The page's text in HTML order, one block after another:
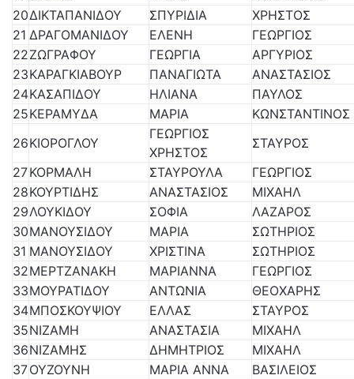
20ΔΙΚΤΑΠΑΝΙΔΟΥ ΣΠΥΡΙΔΙΑ
ΧΡΗΣΤΟΣ
21 ΔΡΑΓΟΜΑΝΙΔΟΥ ΕΛΕΝΗ
ΓΕΩΡΓΙΟΣ
22ΖΩΓΡΑΦΟΥ ΓΕΩΡΓΙΑ
ΑΡΓΥΡΙΟΣ
23ΚΑΡΑΓΚΙΑΒΟΥΡ ΠΑΝΑΓΙΩΤΑ
ΑΝΑΣΤΑΣΙΟΣ
24ΚΑΣΑΠΙΔΟΥ ΗΛΙΑΝΑ
ΠΑΥΛΟΣ
25ΚΕΡΑΜΥΔΑ ΜΑΡΙΑ
ΚΩΝΣΤΑΝΤΙΝΟΣ
26ΚΙΟΡΟΓΛΟΥ
ΓΕΩΡΓΙΟΣ
ΧΡΗΣΤΟΣ
ΣΤΑΥΡΟΣ
27ΚΟΡΜΑΛΗ ΣΤΑΥΡΟΥΛΑ
ΓΕΩΡΓΙΟΣ
28ΚΟΥΡΤΙΔΗΣ ΑΝΑΣΤΑΣΙΟΣ
ΜΙΧΑΗΛ
29ΛΟΥΚΙΔΟΥ ΣΟΦΙΑ
ΛΑΖΑΡΟΣ
30ΜΑΝΟΥΣΙΔΟΥ ΜΑΡΙΑ
ΣΩΤΗΡΙΟΣ
31 ΜΑΝΟΥΣΙΔΟΥ ΧΡΙΣΤΙΝΑ
ΣΩΤΗΡΙΟΣ
32ΜΕΡΤΖΑΝΑΚΗ ΜΑΡΙΑΝΝΑ
ΓΕΩΡΓΙΟΣ
33ΜΟΥΡΑΤΙΔΟΥ ΑΝΤΩΝΙΑ
ΘΕΟΧΑΡΗΣ
34ΜΠΟΣΚΟΥΨΙΟΥ ΕΛΛΑΣ
ΣΤΑΥΡΟΣ
35ΝΙΖΑΜΗ ΑΝΑΣΤΑΣΙΑ
ΜΙΧΑΗΛ
36ΝΙΖΑΜΗΣ ΔΗΜΗΤΡΙΟΣ
ΜΙΧΑΗΛ
37ΟΥΖΟΥΝΗ ΜΑΡΙΑ ΑΝΝΑ
ΒΑΣΙΛΕΙΟΣ